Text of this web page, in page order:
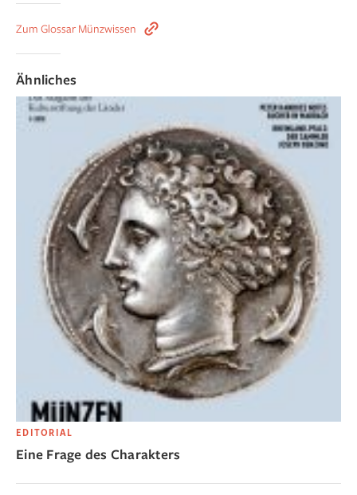
Zum Glossar Münzwissen
Ähnliches
EDITORIAL
Eine Frage des Charakters